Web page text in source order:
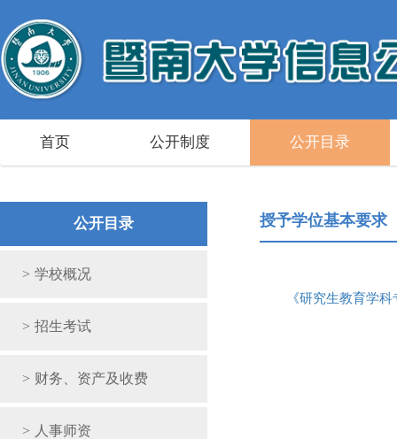
首页 公开制度 公开目录
公开目录
> 学校概况
> 招生考试
> 财务、资产及收费
> 人事师资
授予学位基本要求
《研究生教育学